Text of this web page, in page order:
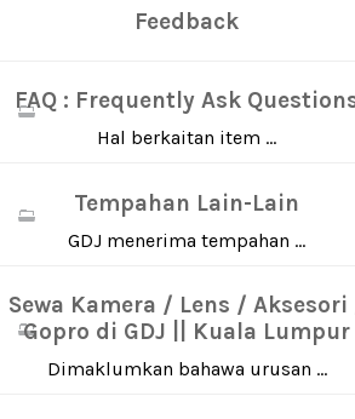
Feedback
FAQ : Frequently Ask
Hal berkaitan item ...
Tempahan Lain-Lain
GDJ menerima tempahan ...
Sewa Kamera / Lens / Aksesori
Gopro di GDJ || Kuala Lumpur
Dimaklumkan bahawa urusan ...